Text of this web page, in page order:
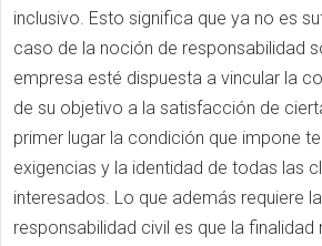
inclusivo. Esto significa que ya no es
caso de la noción de responsabilidad
empresa esté dispuesta a vincular la
de su objetivo a la satisfacción de
primer lugar la condición que impone
exigencias y la identidad de todas las
interesados. Lo que además requiere
responsabilidad civil es que la finalidad